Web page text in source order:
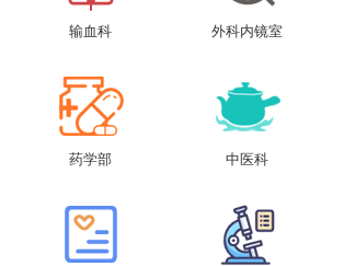
输血科 外科内镜室
药学部 中医科